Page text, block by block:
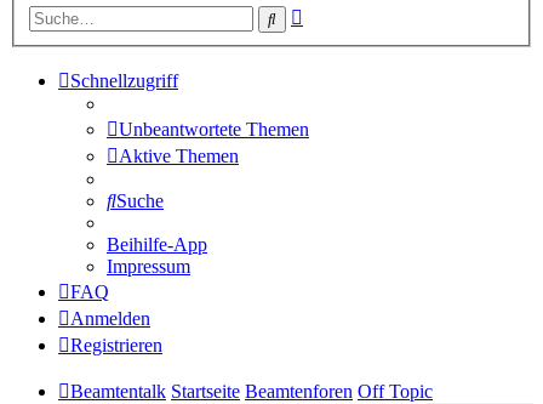
Suche
Schnellzugriff
Unbeantwortete Themen
Aktive Themen
Suche
Beihilfe-App
Impressum
FAQ
Anmelden
Registrieren
Beamtentalk Startseite Beamtenforen Off Topic